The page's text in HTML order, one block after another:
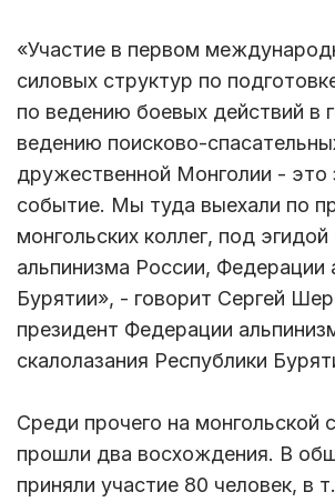
«Участие в первом
силовых структур по
по ведению боевых действий в
ведению поисково-
дружественной Монголии - это
событие. Мы туда выехали по
монгольских коллег, под
альпинизма России, Федерации
Бурятии», - говорит Сергей
президент Федерации
скалолазания Республики
Среди прочего на монгольской
прошли два восхождения. В
приняли участие 80 человек, в